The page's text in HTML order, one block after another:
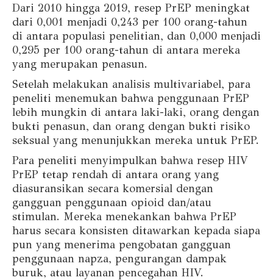
Dari 2010 hingga 2019, resep PrEP meningkat
dari 0,001 menjadi 0,243 per 100 orang-tahun
di antara populasi penelitian, dan 0,000 menjadi
0,295 per 100 orang-tahun di antara mereka
yang merupakan penasun.
Setelah melakukan analisis multivariabel, para
peneliti menemukan bahwa penggunaan PrEP
lebih mungkin di antara laki-laki, orang dengan
bukti penasun, dan orang dengan bukti risiko
seksual yang menunjukkan mereka untuk PrEP.
Para peneliti menyimpulkan bahwa resep HIV
PrEP tetap rendah di antara orang yang
diasuransikan secara komersial dengan
gangguan penggunaan opioid dan/atau
stimulan. Mereka menekankan bahwa PrEP
harus secara konsisten ditawarkan kepada siapa
pun yang menerima pengobatan gangguan
penggunaan napza, pengurangan dampak
buruk, atau layanan pencegahan HIV.